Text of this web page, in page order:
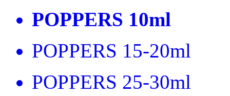
POPPERS 10ml
POPPERS 15-20ml
POPPERS 25-30ml